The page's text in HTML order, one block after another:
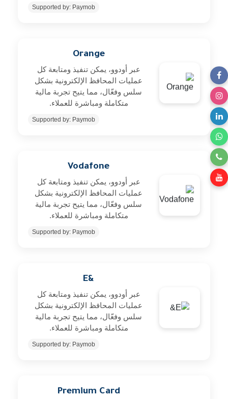
Supported by: Paymob
Orange
عبر أودوو، يمكن تنفيذ ومتابعة كل
عمليات المحافظ الإلكترونية بشكل
سلس وفعّال، مما يتيح تجربة مالية
متكاملة ومباشرة للعملاء.
Supported by: Paymob
Vodafone
عبر أودوو، يمكن تنفيذ ومتابعة كل
عمليات المحافظ الإلكترونية بشكل
سلس وفعّال، مما يتيح تجربة مالية
متكاملة ومباشرة للعملاء.
Supported by: Paymob
&E
عبر أودوو، يمكن تنفيذ ومتابعة كل
عمليات المحافظ الإلكترونية بشكل
سلس وفعّال، مما يتيح تجربة مالية
متكاملة ومباشرة للعملاء.
Supported by: Paymob
Premium Card